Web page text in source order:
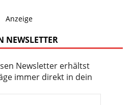
Anzeige
NEWSLETTER
Newsletter erhältst
immer direkt in dein